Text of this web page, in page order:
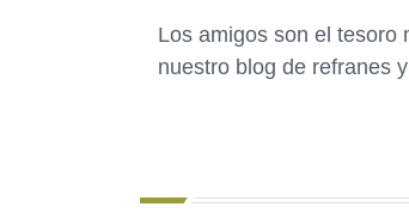
Los amigos son el tesoro
nuestro blog de refranes